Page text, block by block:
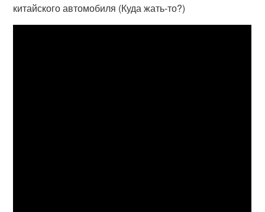
китайского автомобиля (Куда жать-то?)